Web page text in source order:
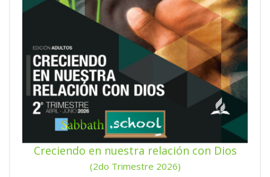
Creciendo en nuestra relación con Dios
(2do Trimestre 2026)